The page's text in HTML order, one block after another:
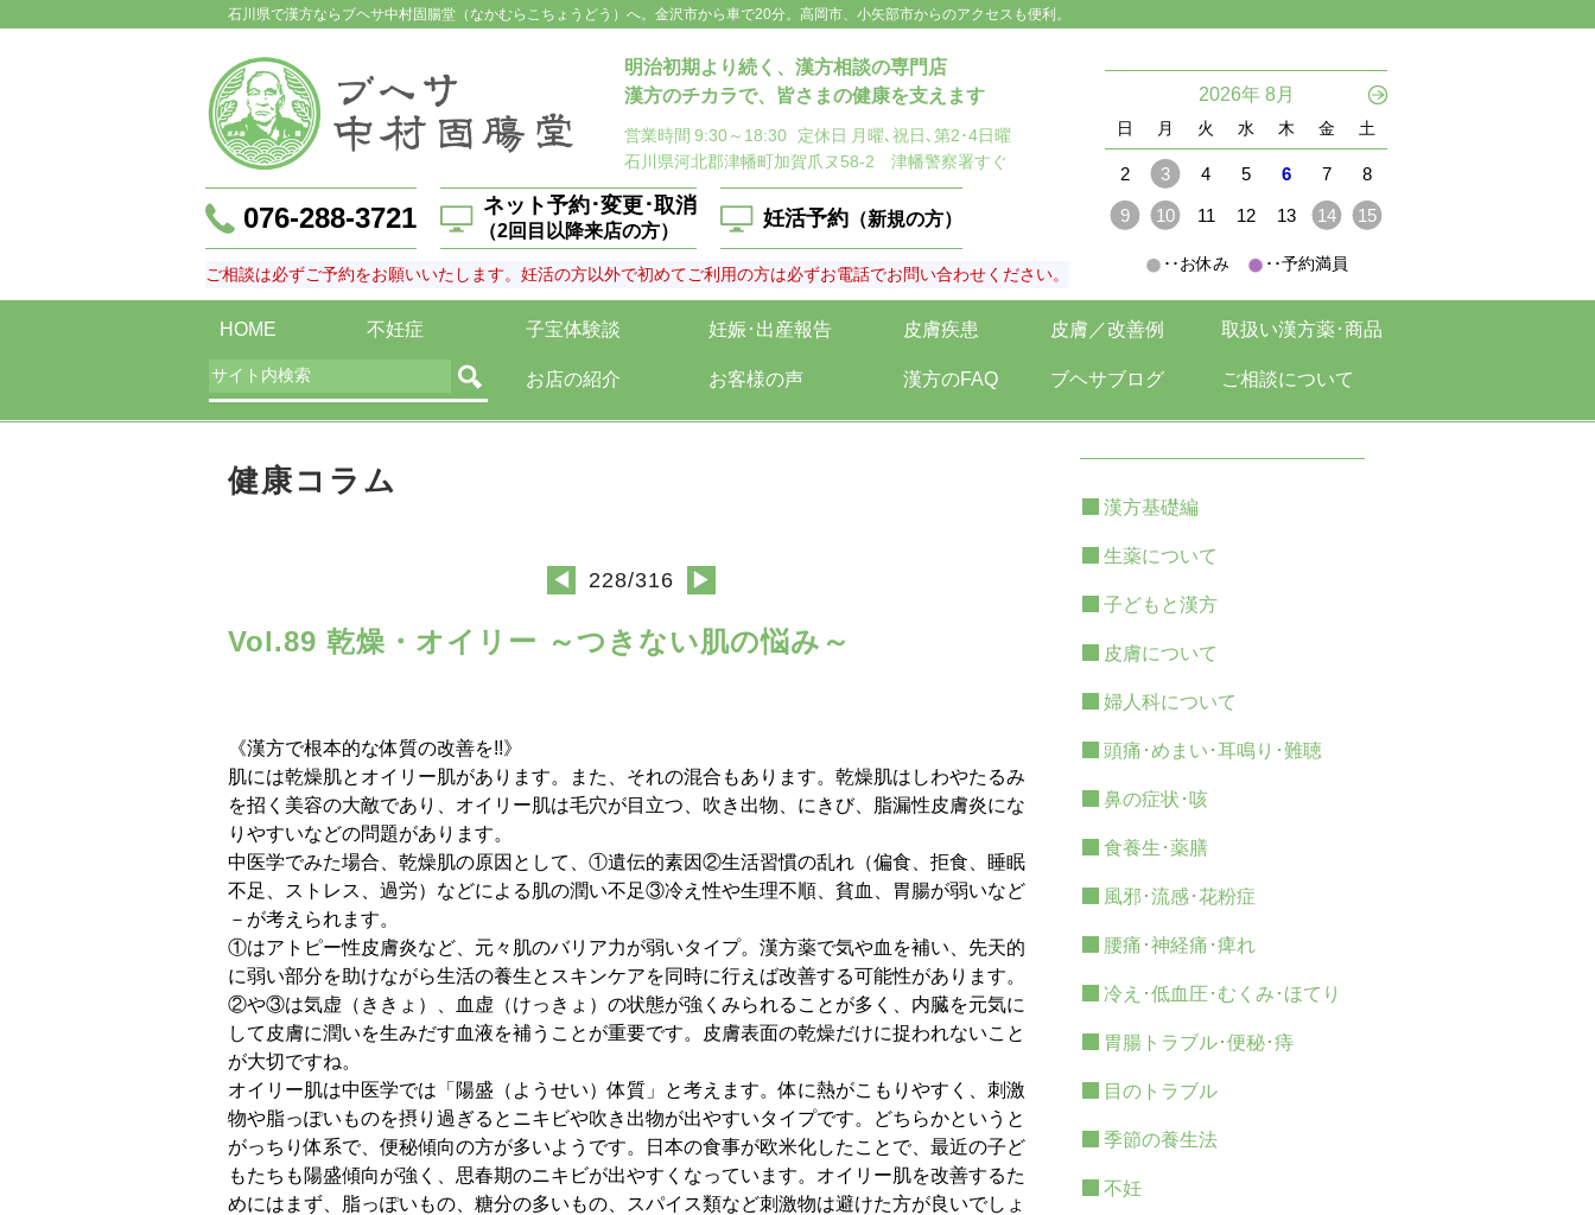
石川県で漢方ならブヘサ中村固腸堂（なかむらこちょうどう）へ。金沢市から車で20分。高岡市、小矢部市からのアクセスも便利。
明治初期より続く、漢方相談の専門店
漢方のチカラで、皆さまの健康を支えます
営業時間 9:30～18:30 定休日 月曜､祝日､第2･4日曜
石川県河北郡津幡町加賀爪ヌ58-2 津幡警察署すぐ
076-288-3721 ネット予約･変更･取消
（2回目以降来店の方）
妊活予約 （新規の方）
ご相談は必ずご予約をお願いいたします。妊活の方以外で初めてご利用の方は必ずお電話でお問い合わせください。
2026年 8月
日 月 火 水 木 金 土
2 3 4 5 6 7 8
9 10 11 12 13 14 15
･･お休み ･･予約満員
HOME 不妊症 子宝体験談 妊娠･出産報告 皮膚疾患 皮膚／改善例 取扱い漢方薬･商品
お店の紹介 お客様の声 漢方のFAQ ブヘサブログ ご相談について
健康コラム
◀ 228/316 ▶
Vol.89 乾燥・オイリー ～つきない肌の悩み～
《漢方で根本的な体質の改善を!!》
肌には乾燥肌とオイリー肌があります。また、それの混合もあります。乾燥肌はしわやたるみ
を招く美容の大敵であり、オイリー肌は毛穴が目立つ、吹き出物、にきび、脂漏性皮膚炎にな
りやすいなどの問題があります。
中医学でみた場合、乾燥肌の原因として、①遺伝的素因②生活習慣の乱れ（偏食、拒食、睡眠
不足、ストレス、過労）などによる肌の潤い不足③冷え性や生理不順、貧血、胃腸が弱いなど
－が考えられます。
①はアトピー性皮膚炎など、元々肌のバリア力が弱いタイプ。漢方薬で気や血を補い、先天的
に弱い部分を助けながら生活の養生とスキンケアを同時に行えば改善する可能性があります。
②や③は気虚（ききょ）、血虚（けっきょ）の状態が強くみられることが多く、内臓を元気に
して皮膚に潤いを生みだす血液を補うことが重要です。皮膚表面の乾燥だけに捉われないこと
が大切ですね。
オイリー肌は中医学では「陽盛（ようせい）体質」と考えます。体に熱がこもりやすく、刺激
物や脂っぽいものを摂り過ぎるとニキビや吹き出物が出やすいタイプです。どちらかというと
がっちり体系で、便秘傾向の方が多いようです。日本の食事が欧米化したことで、最近の子ど
もたちも陽盛傾向が強く、思春期のニキビが出やすくなっています。オイリー肌を改善するた
めにはまず、脂っぽいもの、糖分の多いもの、スパイス類など刺激物は避けた方が良いでしょ
漢方基礎編
生薬について
子どもと漢方
皮膚について
婦人科について
頭痛･めまい･耳鳴り･難聴
鼻の症状･咳
食養生･薬膳
風邪･流感･花粉症
腰痛･神経痛･痺れ
冷え･低血圧･むくみ･ほてり
胃腸トラブル･便秘･痔
目のトラブル
季節の養生法
不妊